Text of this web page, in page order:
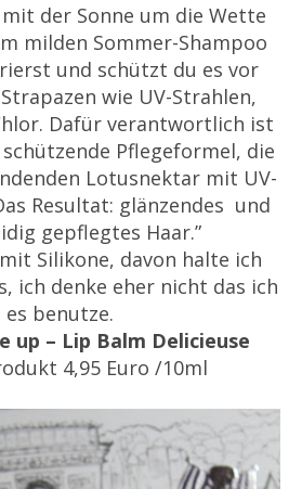
mit der Sonne um die Wette
milden Sommer-Shampoo
und schützt du es vor
wie UV-Strahlen,
Dafür verantwortlich ist
Pflegeformel, die
Lotusnektar mit UV-
Resultat: glänzendes und
gepflegtes Haar.”
Silikone, davon halte ich
ich denke eher nicht das ich
es benutze.
up – Lip Balm Delicieuse
4,95 Euro /10ml